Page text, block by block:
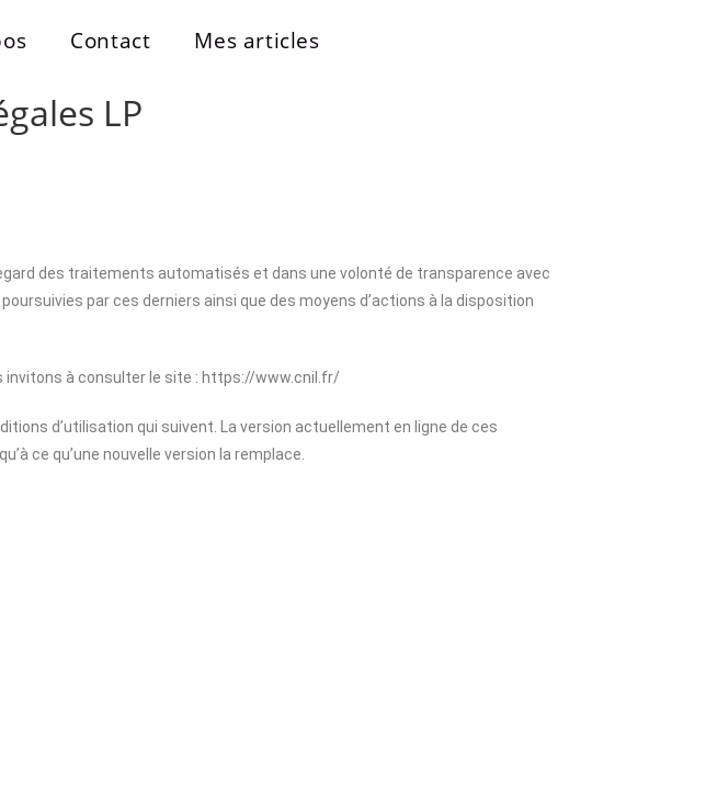
Contact Mes articles
LP
des traitements automatisés et dans une volonté de transparence avec
par ces derniers ainsi que des moyens d’actions à la disposition
invitons à consulter le site : https://www.cnil.fr/
d’utilisation qui suivent. La version actuellement en ligne de ces
ce qu’une nouvelle version la remplace.